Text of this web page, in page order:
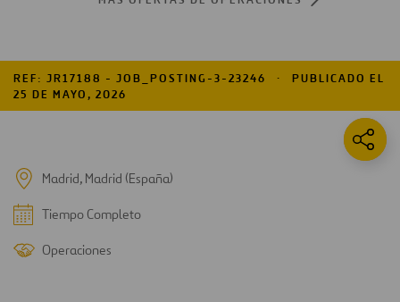
REF: JR17188 - JOB_POSTING-3-23246
PUBLICADO EL
25 DE MAYO, 2026
Madrid, Madrid (España)
Tiempo Completo
Operaciones